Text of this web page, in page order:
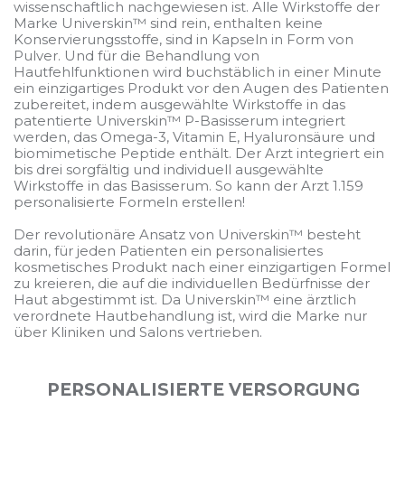
wissenschaftlich nachgewiesen ist. Alle Wirkstoffe der
Marke Universkin™ sind rein, enthalten keine
Konservierungsstoffe, sind in Kapseln in Form von
Pulver. Und für die Behandlung von
Hautfehlfunktionen wird buchstäblich in einer Minute
ein einzigartiges Produkt vor den Augen des Patienten
zubereitet, indem ausgewählte Wirkstoffe in das
patentierte Universkin™ P-Basisserum integriert
werden, das Omega-3, Vitamin E, Hyaluronsäure und
biomimetische Peptide enthält. Der Arzt integriert ein
bis drei sorgfältig und individuell ausgewählte
Wirkstoffe in das Basisserum. So kann der Arzt 1.159
personalisierte Formeln erstellen!
Der revolutionäre Ansatz von Universkin™ besteht
darin, für jeden Patienten ein personalisiertes
kosmetisches Produkt nach einer einzigartigen Formel
zu kreieren, die auf die individuellen Bedürfnisse der
Haut abgestimmt ist. Da Universkin™ eine ärztlich
verordnete Hautbehandlung ist, wird die Marke nur
über Kliniken und Salons vertrieben.
PERSONALISIERTE VERSORGUNG